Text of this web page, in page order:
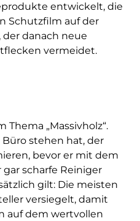
entwickelt, die
Schutzfilm auf der
der danach neue
vermeidet.
Thema „Massivholz“.
stehen hat, der
bevor er mit dem
scharfe Reiniger
gilt: Die meisten
versiegelt, damit
auf dem wertvollen